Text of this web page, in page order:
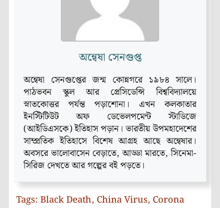
অন্বেষা সেনগুপ্ত
অন্বেষা সেনগুপ্তের জন্ম কোন্নগরে ১৯৮৪ সালে।
পাঠভবন স্কুল আর প্রেসিডেন্সি বিশ্ববিদ্যালয়ে
স্নাতকোত্তর পর্যন্ত পড়াশোনা। এখন কলকাতার
ইনস্টিটিউট অফ ডেভেলপমেন্ট স্টাডিজে
(আইডিএসকে) ইতিহাস পড়ান। ভারতীয় উপমহাদেশের
সাম্প্রতিক ইতিহাসে বিশেষ আগ্রহ আছে অন্বেষার।
অবসরে ভালোবাসেন বেড়াতে, আড্ডা মারতে, সিনেমা-
সিরিজ দেখতে আর গল্পের বই পড়তে।
Tags: Black Death, China Virus, Corona